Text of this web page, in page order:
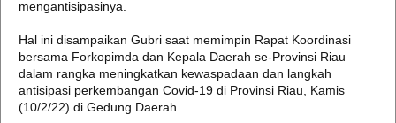
mengantisipasinya.
Hal ini disampaikan Gubri saat memimpin Rapat Koordinasi
bersama Forkopimda dan Kepala Daerah se-Provinsi Riau
dalam rangka meningkatkan kewaspadaan dan langkah
antisipasi perkembangan Covid-19 di Provinsi Riau, Kamis
(10/2/22) di Gedung Daerah.